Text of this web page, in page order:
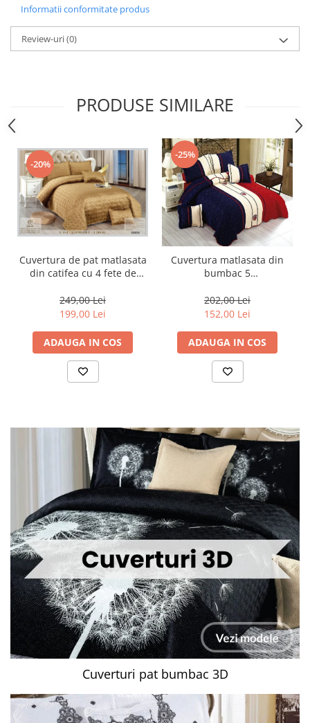
Informatii conformitate produs
Review-uri(0)
PRODUSE SIMILARE
-20%
Cuvertura de pat matlasata
din catifea cu 4 fete de
249,00 Lei
199,00 Lei
ADAUGA IN COS
-25%
Cuvertura matlasata din
bumbac 5
ES105
202,00 Lei
152,00 Lei
ADAUGA IN COS
Cuverturi pat bumbac 3D